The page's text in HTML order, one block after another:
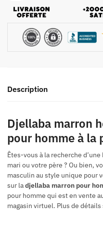
Description
Djellaba marron
pour homme à la
Êtes-vous à la recherche
mari ou votre père ? Ou bien,
masculin au style unique pour
sur ladjellaba marron pour
pour homme qui est en vente
magasin virtuel. Plus de